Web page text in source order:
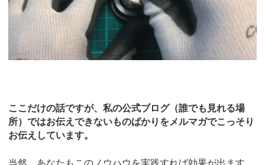
ここだけの話ですが、私の公式ブログ（誰でも見れる場
所）ではお伝えできないものばかりをメルマガでこっそり
お伝えしています。